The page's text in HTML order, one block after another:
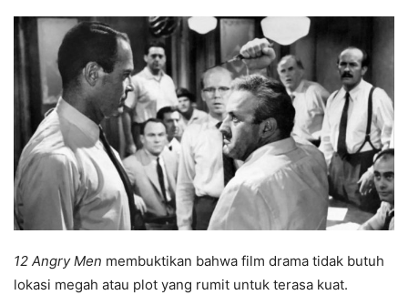
12 Angry Men membuktikan bahwa film drama tidak butuh
lokasi megah atau plot yang rumit untuk terasa kuat.